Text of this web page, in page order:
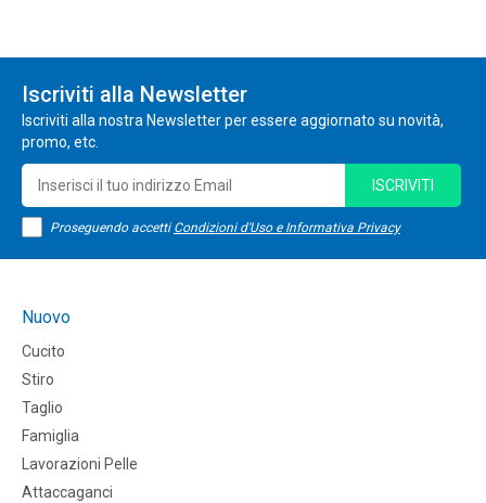
Iscriviti alla Newsletter
Iscriviti alla nostra Newsletter per essere aggiornato su novità,
promo, etc.
Proseguendo accetti Condizioni d'Uso e Informativa Privacy
ISCRIVITI
Nuovo
Cucito
Stiro
Taglio
Famiglia
Lavorazioni Pelle
Attaccaganci